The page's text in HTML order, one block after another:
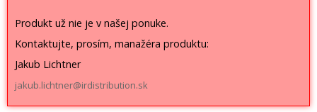
Produkt už nie je v našej ponuke.
Kontaktujte, prosím, manažéra produktu:
Jakub Lichtner
jakub.lichtner@irdistribution.sk